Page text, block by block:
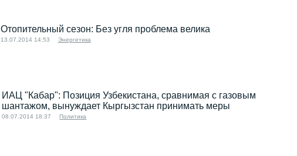
Отопительный сезон: Без угля проблема велика
13.07.2014 14:53 Энергетика
ИАЦ "Кабар": Позиция Узбекистана, сравнимая с газовым
шантажом, вынуждает Кыргызстан принимать меры
08.07.2014 18:37 Политика